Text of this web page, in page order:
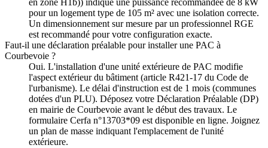
en zone H1b)) indique une puissance recommandée de 8 kW
pour un logement type de 105 m² avec une isolation correcte.
Un dimensionnement sur mesure par un professionnel RGE
est recommandé pour votre configuration exacte.
Faut-il une déclaration préalable pour installer une PAC à
Courbevoie ?
Oui. L'installation d'une unité extérieure de PAC modifie
l'aspect extérieur du bâtiment (article R421-17 du Code de
l'urbanisme). Le délai d'instruction est de 1 mois (communes
dotées d'un PLU). Déposez votre Déclaration Préalable (DP)
en mairie de Courbevoie avant le début des travaux. Le
formulaire Cerfa n°13703*09 est disponible en ligne. Joignez
un plan de masse indiquant l'emplacement de l'unité
extérieure.